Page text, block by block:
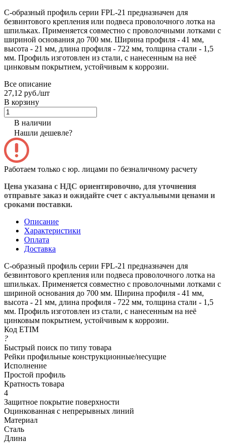
С-образный профиль серии FPL-21 предназначен для
безвинтового крепления или подвеса проволочного лотка на
шпильках. Применяется совместно с проволочными лотками с
шириной основания до 700 мм. Ширина профиля - 41 мм,
высота - 21 мм, длина профиля - 722 мм, толщина стали - 1,5
мм. Профиль изготовлен из стали, с нанесенным на неё
цинковым покрытием, устойчивым к коррозии.
Все описание
27,12 руб./шт
В корзину
В наличии
Нашли дешевле?
Работаем только с юр. лицами по безналичному расчету
Цена указана с НДС ориентировочно, для уточнения
отправьте заказ и ожидайте счет с актуальными ценами и
сроками поставки.
Описание
Характеристики
Оплата
Доставка
С-образный профиль серии FPL-21 предназначен для
безвинтового крепления или подвеса проволочного лотка на
шпильках. Применяется совместно с проволочными лотками с
шириной основания до 700 мм. Ширина профиля - 41 мм,
высота - 21 мм, длина профиля - 722 мм, толщина стали - 1,5
мм. Профиль изготовлен из стали, с нанесенным на неё
цинковым покрытием, устойчивым к коррозии.
Код ETIM
?
Быстрый поиск по типу товара
Рейки профильные конструкционные/несущие
Исполнение
Простой профиль
Кратность товара
4
Защитное покрытие поверхности
Оцинкованная с непрерывных линий
Материал
Сталь
Длина